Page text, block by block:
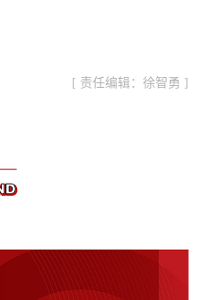
[ 责任编辑：徐智勇 ]